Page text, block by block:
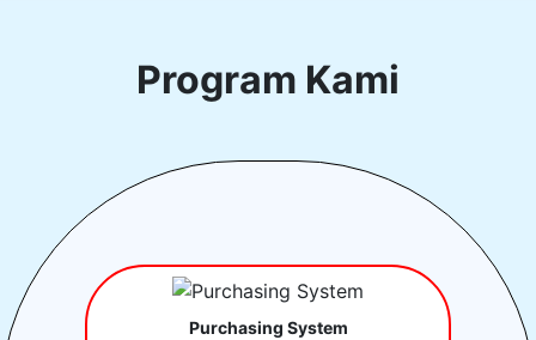
Program Kami
Purchasing System